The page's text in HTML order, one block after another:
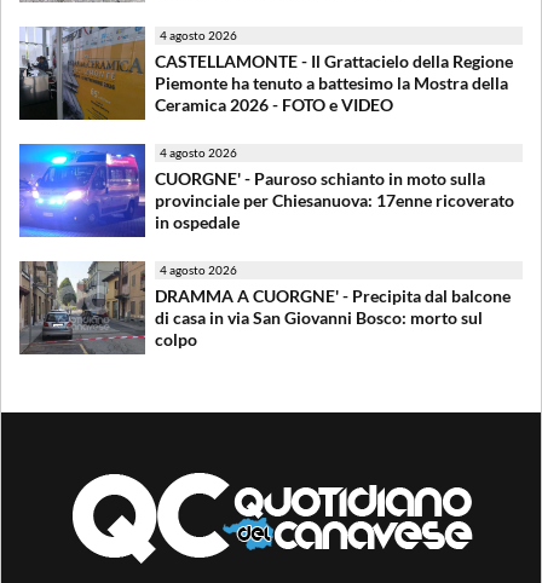
4 agosto 2026
CASTELLAMONTE - Il Grattacielo della Regione
Piemonte ha tenuto a battesimo la Mostra della
Ceramica 2026 - FOTO e VIDEO
4 agosto 2026
CUORGNE' - Pauroso schianto in moto sulla
provinciale per Chiesanuova: 17enne ricoverato
in ospedale
4 agosto 2026
DRAMMA A CUORGNE' - Precipita dal balcone
di casa in via San Giovanni Bosco: morto sul
colpo